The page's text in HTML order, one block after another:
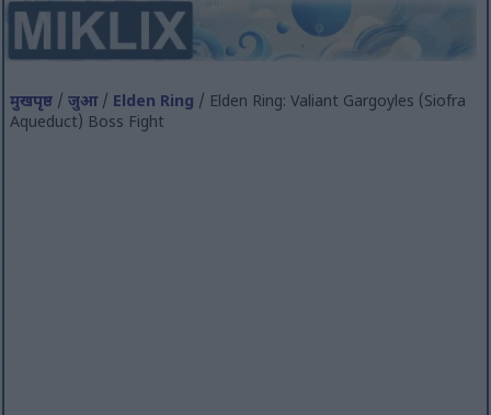
मुखपृष्ठ /जुआ/ Elden Ring / Elden Ring: Valiant Gargoyles (Siofra
Aqueduct) Boss Fight